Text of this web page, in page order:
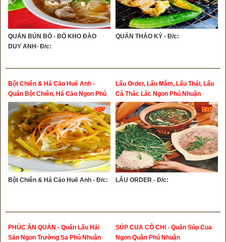
QUÁN BÚN BÒ - BÒ KHO ĐÀO
DUY ANH- Đ/c:
QUÁN THẢO KÝ - Đ/c:
Bột Chiên & Há Cảo Huế Anh -
Quán Bột Chiên, Há Cảo Ngon Phú
Nhuận
Bột Chiên & Há Cảo Huế Anh - Đ/c:
Lẩu Order, Lẩu Mắm, Lẩu Thái, Lẩu
Cá Thác Lác Ngon Phú Nhuận
LẨU ORDER - Đ/c:
PHÚC ÂN QUÁN - Quán Lẩu Hải
Sản Ngon Trường Sa Phú Nhuận
SÚP CUA CÔ CHI - Quán Súp Cua
Ngon Quận Phú Nhuận